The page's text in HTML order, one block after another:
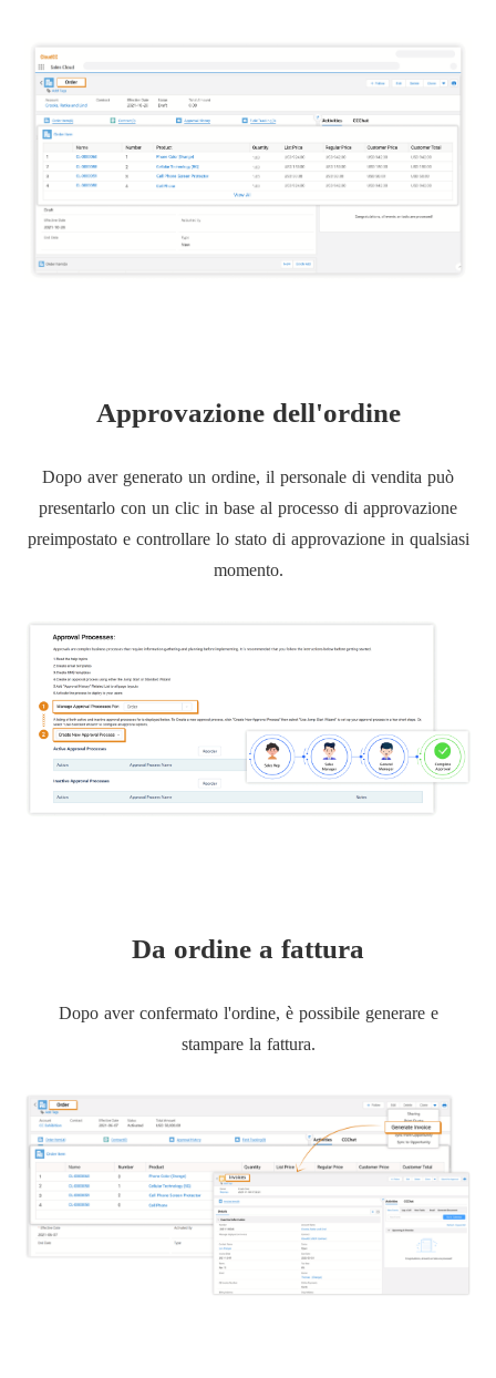
Approvazione dell'ordine
Dopo aver generato un ordine, il personale di vendita può
presentarlo con un clic in base al processo di approvazione
preimpostato e controllare lo stato di approvazione in qualsiasi
momento.
Da ordine a fattura
Dopo aver confermato l'ordine, è possibile generare e
stampare la fattura.